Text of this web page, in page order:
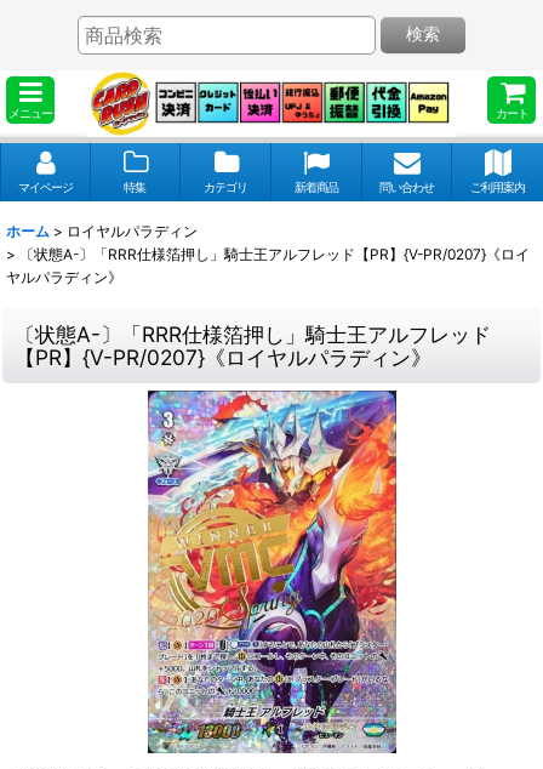
メニュー カート
検索
マイページ 特集 カテゴリ 新着商品 問い合わせ ご利用案内
ホーム > ロイヤルパラディン
>
〔状態A-〕「RRR仕様箔押し」騎士王アルフレッド【PR】{V-PR/0207}《ロイ
ヤルパラディン》
〔状態A-〕「RRR仕様箔押し」騎士王アルフレッド
【PR】{V-PR/0207}《ロイヤルパラディン》